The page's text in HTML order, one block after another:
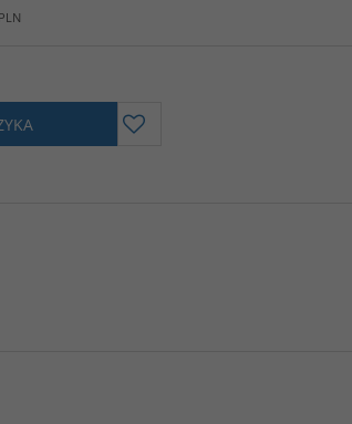
PLN